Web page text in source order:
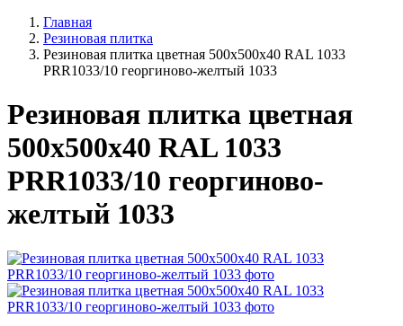
Главная
Резиновая плитка
Резиновая плитка цветная 500х500х40 RAL 1033
PRR1033/10 георгиново-желтый 1033
Резиновая плитка цветная
500х500х40 RAL 1033
PRR1033/10 георгиново-
желтый 1033